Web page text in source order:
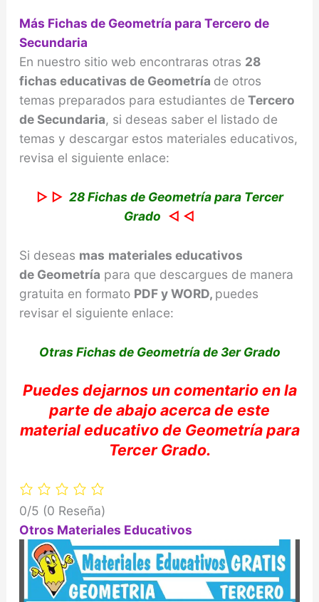
Más Fichas de Geometría para Tercero de
Secundaria
En nuestro sitio web encontraras otras 28
fichas educativas de Geometría de otros
temas preparados para estudiantes de Tercero
de Secundaria, si deseas saber el listado de
temas y descargar estos materiales educativos,
revisa el siguiente enlace:
▷ ▷ 28 Fichas de Geometría para Tercer
Grado ◁ ◁
Si deseas mas materiales educativos
de Geometría para que descargues de manera
gratuita en formato PDF y WORD, puedes
revisar el siguiente enlace:
Otras Fichas de Geometría de 3er Grado
Puedes dejarnos un comentario en la
parte de abajo acerca de este
material educativo de Geometríapara
Tercer Grado.
0/5 (0 Reseña)
Otros Materiales Educativos